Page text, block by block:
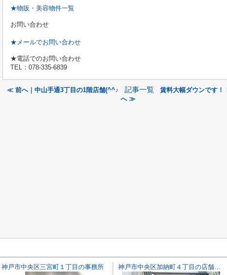
★物販・美容物件一覧
お問い合わせ
★メールでお問い合わせ
★電話でのお問い合わせ
TEL：078-335-6839
≪ 前へ｜中山手通3丁目の1階店舗(^^♪ 記事一覧
賃料大幅ダウンです！
へ ≫
神戸市中央区三宮町１丁目の事務所 神戸市中央区加納町４丁目の店舗一部